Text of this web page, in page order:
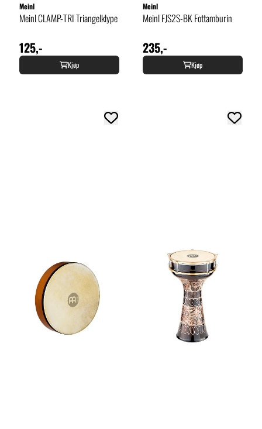
Meinl
Meinl CLAMP-TRI Triangelklype
125,-
Kjøp
Meinl
Meinl FJS2S-BK Fottamburin
235,-
Kjøp